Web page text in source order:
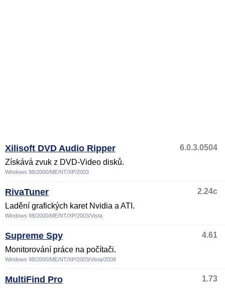
Xilisoft DVD Audio Ripper
6.0.3.0504
Získává zvuk z DVD-Video disků.
Windows 98/2000/ME/NT/XP/2003
RivaTuner
2.24c
Ladění grafických karet Nvidia a ATI.
Windows 98/2000/ME/NT/XP/2003/Vista
Supreme Spy
4.61
Monitorování práce na počítači.
Windows 98/2000/ME/NT/XP/2003/Vista/2008
MultiFind Pro
1.73